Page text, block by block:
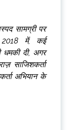
सामग्री पर
2018 में, कई
धमकी दी, अगर
साजिशकर्ता
अभियान के